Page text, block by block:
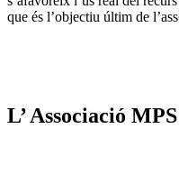
que és l’objectiu últim de
L’ Associació